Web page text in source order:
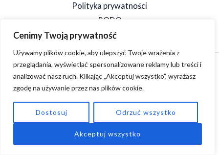
Cenimy Twoją prywatność
Używamy plików cookie, aby ulepszyć Twoje wrażenia z
przeglądania, wyświetlać spersonalizowane reklamy lub treści i
analizować nasz ruch. Klikając „Akceptuj wszystko”, wyrażasz
zgodę na używanie przez nas plików cookie.
Dostosuj Odrzuć wszystko
Akceptuj wszystko
Polityka prywatności
RODO
Copyright © 2026 SpeedSzop. Powered by SpeedSzop.